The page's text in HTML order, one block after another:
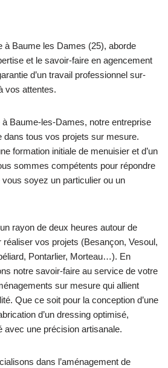
à Baume les Dames (25), aborde
et le savoir-faire en agencement
d’un travail professionnel sur-
vos attentes.
Baume-les-Dames, notre entreprise
dans tous vos projets sur mesure.
formation initiale de menuisier et d’un
sommes compétents pour répondre
soyez un particulier ou un
rayon de deux heures autour de
vos projets (Besançon, Vesoul,
Pontarlier, Morteau…). En
notre savoir-faire au service de votre
sur mesure qui allient
Que ce soit pour la conception d’une
d’un dressing optimisé,
avec une précision artisanale.
dans l’aménagement de